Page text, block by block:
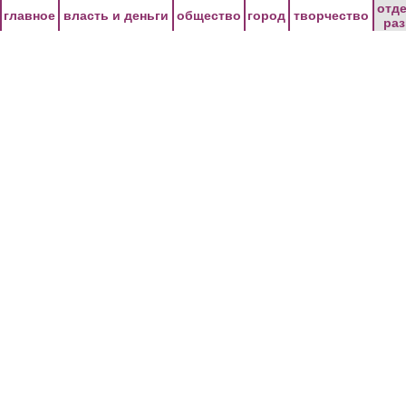
главное власть и деньги общество город творчество